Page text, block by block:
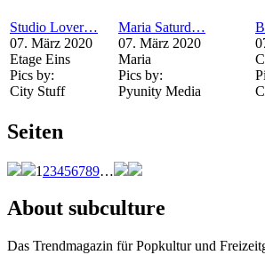
Studio Lover…
07. März 2020
Etage Eins
Pics by:
City Stuff
Maria Saturd…
07. März 2020
Maria
Pics by:
Pyunity Media
Seiten
1 23456789…
About subculture
Das Trendmagazin für Popkultur und